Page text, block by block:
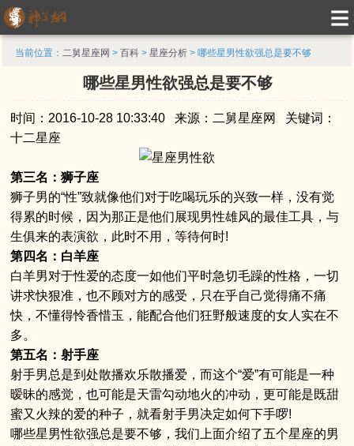
当前位置：二舅星座网 >百科 >星座分析 > 哪些星男性欲强总是要不够
哪些星男性欲强总是要不够
时间：2016-10-28 10:33:40 来源：二舅星座网 关键词：
十二星座
第三名：狮子座
狮子男的“性”致就像他们对于吃喝玩乐的兴致一样，没有觉
得累的时候，因为那正是他们展现男性雄风的最佳工具，与
生俱来的表演欲，此时不用，等待何时!
第四名：白羊座
白羊男对于性爱的态度一如他们平时急切毛躁的性格，一切
讲求快狠准，也不顾对方的感受，只在乎自己觉得痛不痛
快，不懂得怜香惜玉，能配合他们狂野般速度的女人实在不
多。
第五名：射手座
射手男总是到处散播欢乐散播爱，而这个“爱”有可能是一种
暧昧的感觉，也可能是天雷勾动地火的冲动，更可能是既甜
蜜又火辣的爱的种子，就看射手男决定如何下手啰!
哪些星男性欲强总是要不够，我们上面介绍了五个星座的男